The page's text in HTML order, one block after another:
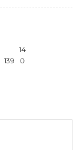
139
14
0